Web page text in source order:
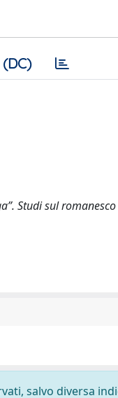
Studi sul
salvo diversa